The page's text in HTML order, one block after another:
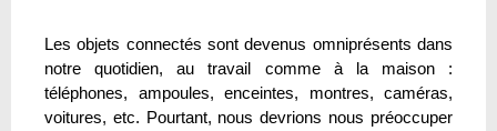
Les objets connectés sont devenus omniprésents dans
notre quotidien, au travail comme à la maison :
téléphones, ampoules, enceintes, montres, caméras,
voitures, etc. Pourtant, nous devrions nous préoccuper